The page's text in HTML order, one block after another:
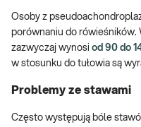
Osoby z
porównaniu do rówieśników.
zazwyczaj wynosi od 90 do
w stosunku do tułowia są
Problemy ze stawami
Często występują bóle